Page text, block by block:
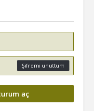
Şifremi unuttum